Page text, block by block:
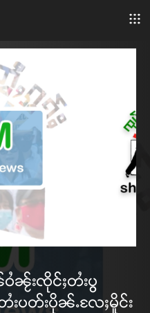
ဝႆၼႂ်းၸိုင်ႈတႆးပွ
ပတ်းပိုၼ်ႉလႄႈမိူင်း